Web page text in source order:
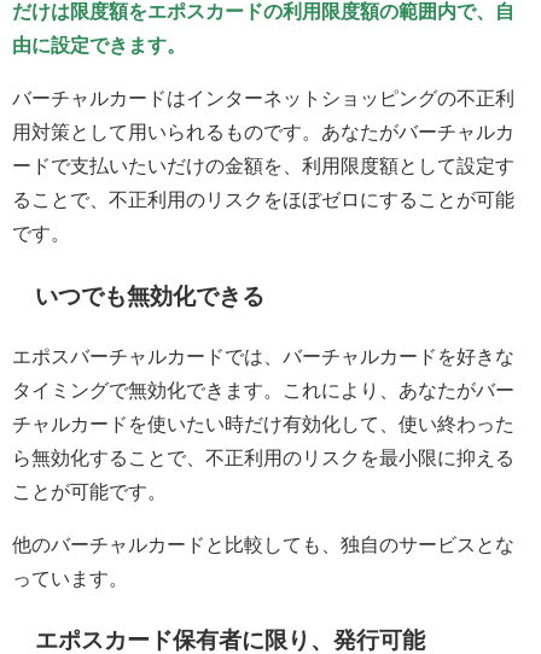
だけは限度額をエポスカードの利用限度額の範囲内で、自
由に設定できます。
バーチャルカードはインターネットショッピングの不正利
用対策として用いられるものです。あなたがバーチャルカ
ードで支払いたいだけの金額を、利用限度額として設定す
ることで、不正利用のリスクをほぼゼロにすることが可能
です。
いつでも無効化できる
エポスバーチャルカードでは、バーチャルカードを好きな
タイミングで無効化できます。これにより、あなたがバー
チャルカードを使いたい時だけ有効化して、使い終わった
ら無効化することで、不正利用のリスクを最小限に抑える
ことが可能です。
他のバーチャルカードと比較しても、独自のサービスとな
っています。
エポスカード保有者に限り、発行可能